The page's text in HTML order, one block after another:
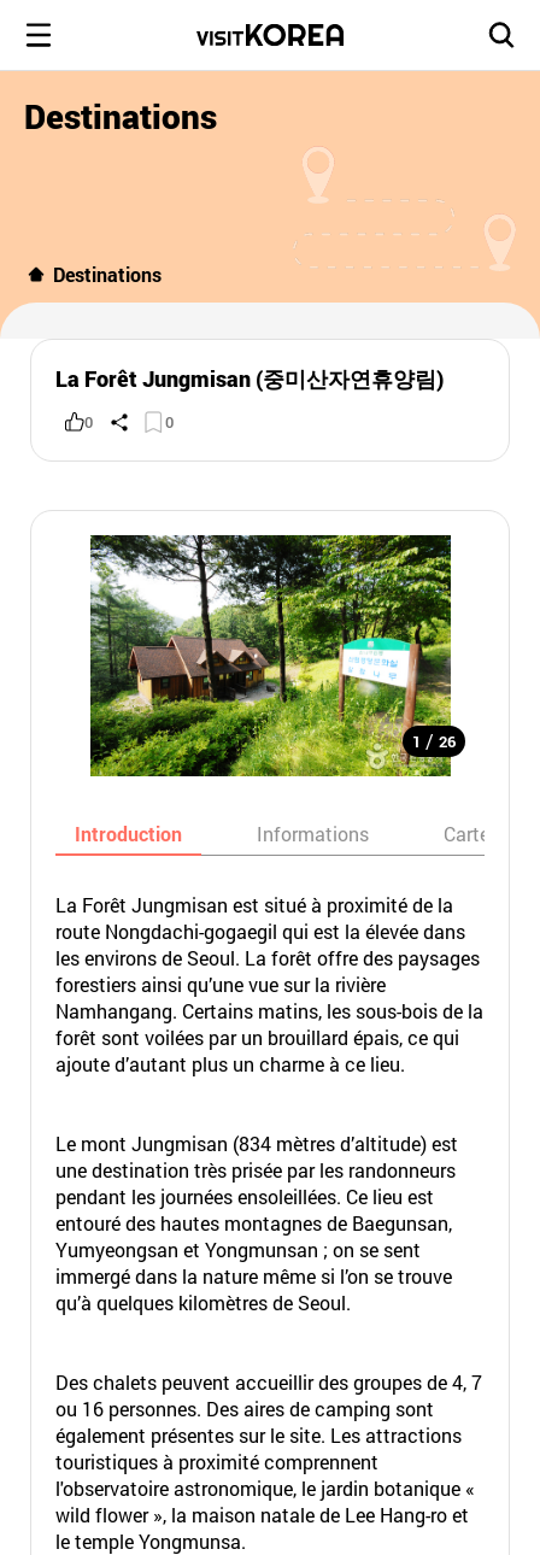
Destinations
Destinations
La Forêt Jungmisan (중미산자연휴양림)
0 0
1 / 26
Introduction Informations Carte
La Forêt Jungmisan est situé à proximité de la
route Nongdachi-gogaegil qui est la élevée dans
les environs de Seoul. La forêt offre des paysages
forestiers ainsi qu’une vue sur la rivière
Namhangang. Certains matins, les sous-bois de la
forêt sont voilées par un brouillard épais, ce qui
ajoute d’autant plus un charme à ce lieu.
Le mont Jungmisan (834 mètres d’altitude) est
une destination très prisée par les randonneurs
pendant les journées ensoleillées. Ce lieu est
entouré des hautes montagnes de Baegunsan,
Yumyeongsan et Yongmunsan ; on se sent
immergé dans la nature même si l’on se trouve
qu’à quelques kilomètres de Seoul.
Des chalets peuvent accueillir des groupes de 4, 7
ou 16 personnes. Des aires de camping sont
également présentes sur le site. Les attractions
touristiques à proximité comprennent
l'observatoire astronomique, le jardin botanique «
wild flower », la maison natale de Lee Hang-ro et
le temple Yongmunsa.